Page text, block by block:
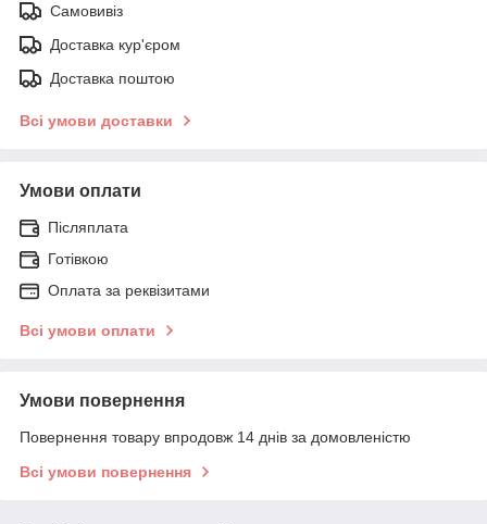
Самовивіз
Доставка кур'єром
Доставка поштою
Всі умови доставки
Умови оплати
Післяплата
Готівкою
Оплата за реквізитами
Всі умови оплати
Умови повернення
Повернення товару впродовж 14 днів за домовленістю
Всі умови повернення